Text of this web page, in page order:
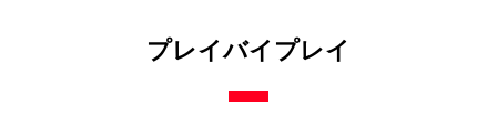
プレイバイプレイ